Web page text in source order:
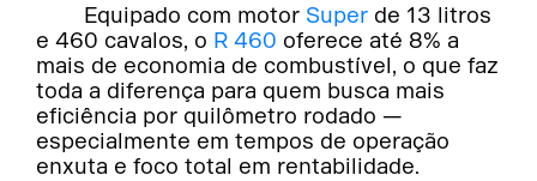
Equipado com motor Super de 13 litros
e 460 cavalos, o R 460 oferece até 8% a
mais de economia de combustível, o que faz
toda a diferença para quem busca mais
eficiência por quilômetro rodado —
especialmente em tempos de operação
enxuta e foco total em rentabilidade.